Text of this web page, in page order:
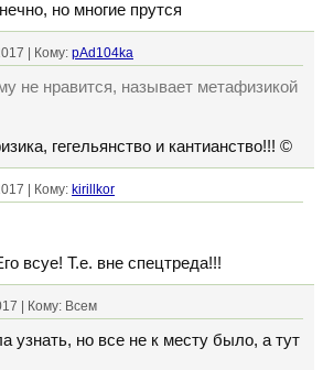
но многие прутся
| Кому: pAd104ka
не нравится, называет метафизикой
гегельянство и кантианство!!! ©
| Кому: kirillkor
всуе! Т.е. вне спецтреда!!!
| Кому: Всем
узнать, но все не к месту было, а тут